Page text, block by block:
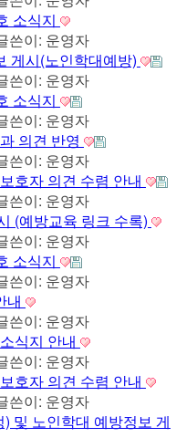
소식지
쓴이: 운영자
게시(노인학대예방)
쓴이: 운영자
소식지
쓴이: 운영자
의견 반영
쓴이: 운영자
호자 의견 수렴 안내
쓴이: 운영자
(예방교육 링크 수록)
쓴이: 운영자
소식지
쓴이: 운영자
내
쓴이: 운영자
식지 안내
쓴이: 운영자
호자 의견 수렴 안내
쓴이: 운영자
및 노인학대 예방정보 게